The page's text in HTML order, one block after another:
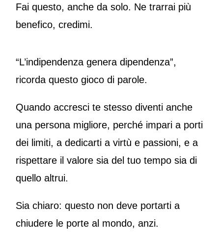
Fai questo, anche da solo. Ne trarrai più
benefico, credimi.
“L’indipendenza genera dipendenza”,
ricorda questo gioco di parole.
Quando accresci te stesso diventi anche
una persona migliore, perché impari a porti
dei limiti, a dedicarti a virtù e passioni, e a
rispettare il valore sia del tuo tempo sia di
quello altrui.
Sia chiaro: questo non deve portarti a
chiudere le porte al mondo, anzi.